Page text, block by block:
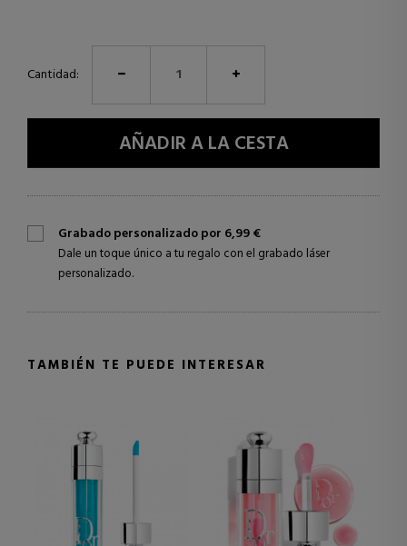
Cantidad:
AÑADIR A LA CESTA
Grabado personalizado por 6,99 €
Dale un toque único a tu regalo con el grabado láser
personalizado.
TAMBIÉN TE PUEDE INTERESAR